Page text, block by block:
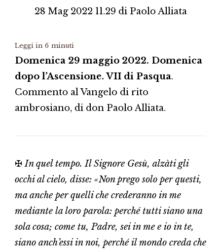
28 Mag 2022 11.29 di Paolo Alliata
Leggi in 6 minuti
Domenica 29 maggio 2022. Domenica
dopo l’Ascensione. VII di Pasqua.
Commento al Vangelo di rito
ambrosiano, di don Paolo Alliata.
✠In quel tempo. Il Signore Gesù, alzàti gli
occhi al cielo, disse: «Non prego solo per questi,
ma anche per quelli che crederanno in me
mediante la loro parola: perché tutti siano una
sola cosa; come tu, Padre, sei in me e io in te,
siano anch’essi in noi, perché il mondo creda che